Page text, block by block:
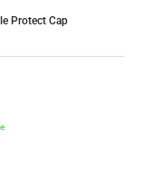
Protect Cap